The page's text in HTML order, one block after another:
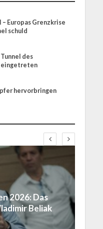
Europas Grenzkrise
schuld
des
eingetreten
hervorbringen
2026: Das
Beliak